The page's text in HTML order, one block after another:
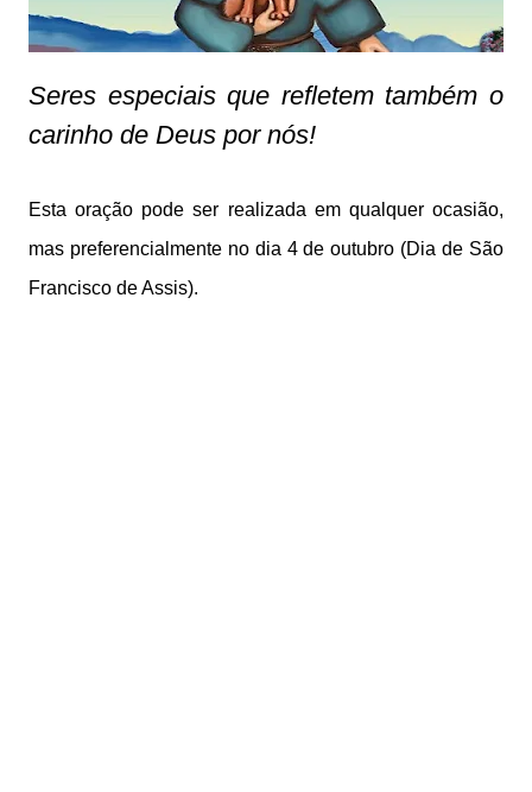
Seres especiais que refletem também o
carinho de Deus por nós!
Esta oração pode ser realizada em qualquer ocasião,
mas preferencialmente no dia 4 de outubro (Dia de São
Francisco de Assis).